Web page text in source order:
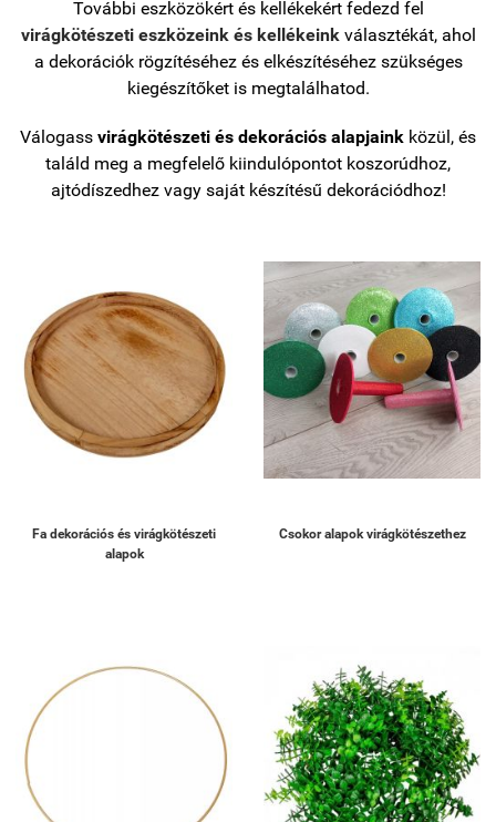
További eszközökért és kellékekért fedezd fel
virágkötészeti eszközeink és kellékeinkválasztékát, ahol
a dekorációk rögzítéséhez és elkészítéséhez szükséges
kiegészítőket is megtalálhatod.
Válogass virágkötészeti és dekorációs alapjaink közül, és
találd meg a megfelelő kiindulópontot koszorúdhoz,
ajtódíszedhez vagy saját készítésű dekorációdhoz!
Fa dekorációs és virágkötészeti
alapok
Csokor alapok virágkötészethez